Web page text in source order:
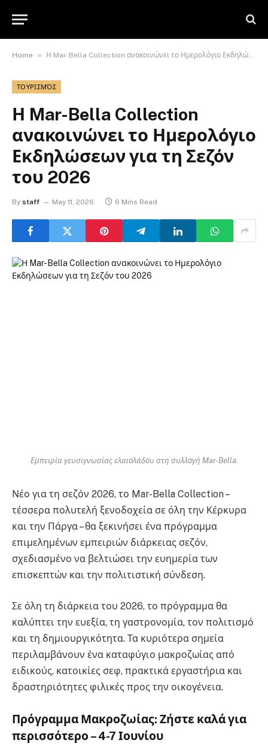
Home » Η Mar-Bella Collection ανακοινώνει το Ημερολόγιο Εκδηλώσεων για τη Σεζόν του 2026
ΤΟΥΡΙΣΜΌΣ
Η Mar-Bella Collection
ανακοινώνει το Ημερολόγιο
Εκδηλώσεων για τη Σεζόν
του 2026
By staff May 11, 2026 6 Mins Read
Εμπειρία γευσιγνωσίας ελαιολάδου στη συλλογή Mar-Bella.
Νέο για τη σεζόν 2026, το Mar-Bella Collection –
τέσσερα πολυτελή ξενοδοχεία σε όλη την Κέρκυρα
και την Πάργα – θα ξεκινήσει ένα πρόγραμμα
επιμελημένων εμπειριών διάρκειας σεζόν,
σχεδιασμένο να βελτιώσει την ευημερία των
επισκεπτών και την πολιτιστική σύνδεση.
Σε όλη τη διάρκεια του 2026, το πρόγραμμα θα
καλύπτει την ευεξία, τη γαστρονομία, τον πολιτισμό
και τη δημιουργικότητα. Τα κυριότερα σημεία
περιλαμβάνουν ένα καταφύγιο μακροζωίας από
ειδικούς, κατοικίες σεφ, πρακτικά εργαστήρια και
δραστηριότητες φιλικές προς την οικογένεια.
Πρόγραμμα Μακροζωίας: Ζήστε καλά για
περισσότερο – 4-7 Ιουνίου